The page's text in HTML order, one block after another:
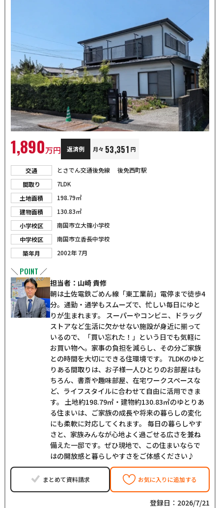
1,890万円 返済例 月々 53,351 円
交通
とさでん交通後免線 後免西町駅
間取り
7LDK
土地面積
198.79㎡
建物面積
130.83㎡
小学校区
南国市立大篠小学校
中学校区
南国市立香長中学校
築年月
2002年 7月
＼ POINT ／
担当者：山崎 貴修
朝は土佐電鉄ごめん線「東工業前」電停まで徒歩4
分。通勤・通学もスムーズで、忙しい毎日にゆと
りが生まれます。 スーパーやコンビニ、ドラッグ
ストアなど生活に欠かせない施設が身近に揃って
いるので、「買い忘れた！」という日でも気軽に
お買い物へ。家事の負担を減らし、その分ご家族
との時間を大切にできる住環境です。 7LDKのゆと
りある間取りは、お子様一人ひとりのお部屋はも
ちろん、書斎や趣味部屋、在宅ワークスペースな
ど、ライフスタイルに合わせて自由に活用できま
す。 土地約198.79㎡・建物約130.83㎡のゆとりあ
る住まいは、ご家族の成長や将来の暮らしの変化
にも柔軟に対応してくれます。 毎日の暮らしやす
さと、家族みんなが心地よく過ごせる広さを兼ね
備えた一邸です。ぜひ現地で、この住まいならで
はの開放感と暮らしやすさをご体感ください♪
まとめて資料請求 お気に入りに追加する
登録日：2026/7/21